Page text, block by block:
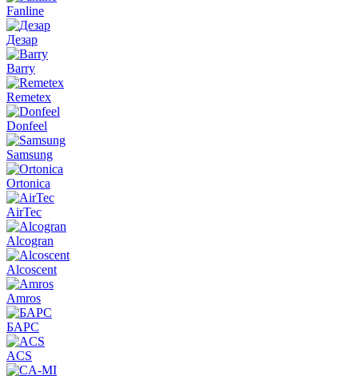
Fanline
Дезар
Barry
Remetex
Donfeel
Samsung
Ortonica
AirTec
Alcogran
Alcoscent
Amros
БАРС
ACS